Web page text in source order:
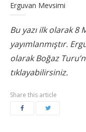
Erguvan Mevsimi
Bu yazı ilk olarak 8
yayımlanmıştır.
olarak Boğaz
tıklayabilirsiniz.
Share this article